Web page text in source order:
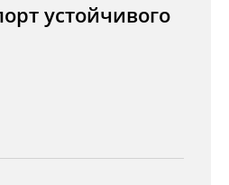
устойчивого